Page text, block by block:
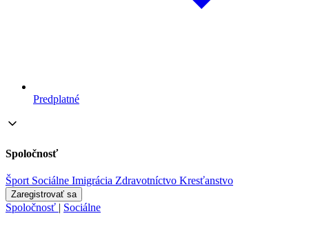
Predplatné
Spoločnosť
Šport Sociálne Imigrácia Zdravotníctvo Kresťanstvo
Zaregistrovať sa
Spoločnosť | Sociálne